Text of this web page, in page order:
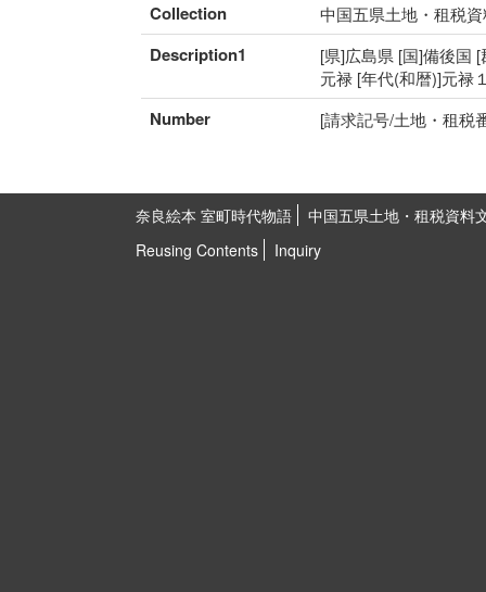
Collection 中国五県土地・租税
Description1
[県]広島県 [国]備後国
元禄 [年代(和暦)]元禄
Number [請求記号/土地・租税
奈良絵本 室町時代物語
中国五県土地・租税資料
Reusing Contents
Inquiry